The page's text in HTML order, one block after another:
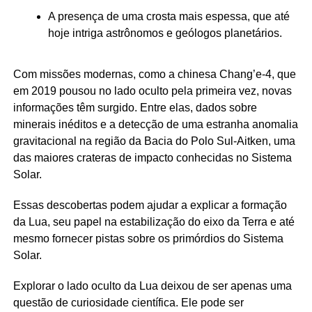
A presença de uma crosta mais espessa, que até
hoje intriga astrônomos e geólogos planetários.
Com missões modernas, como a chinesa Chang’e-4, que
em 2019 pousou no lado oculto pela primeira vez, novas
informações têm surgido. Entre elas, dados sobre
minerais inéditos e a detecção de uma estranha anomalia
gravitacional na região da Bacia do Polo Sul-Aitken, uma
das maiores crateras de impacto conhecidas no Sistema
Solar.
Essas descobertas podem ajudar a explicar a formação
da Lua, seu papel na estabilização do eixo da Terra e até
mesmo fornecer pistas sobre os primórdios do Sistema
Solar.
Explorar o lado oculto da Lua deixou de ser apenas uma
questão de curiosidade científica. Ele pode ser